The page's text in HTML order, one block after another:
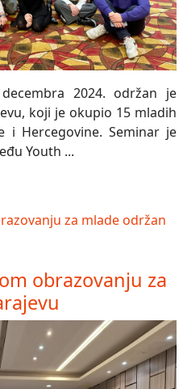
2024. održan je
koji je okupio 15 mladih
i Hercegovine. Seminar je
Youth ...
obrazovanju za